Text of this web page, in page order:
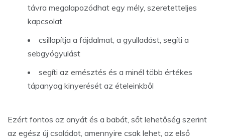
távra megalapozódhat egy mély, szeretetteljes
kapcsolat
csillapítja a fájdalmat, a gyulladást, segíti a
sebgyógyulást
segíti az emésztés és a minél több értékes
tápanyag kinyerését az ételeinkből
Ezért fontos az anyát és a babát, sőt lehetőség szerint
az egész új családot, amennyire csak lehet, az első